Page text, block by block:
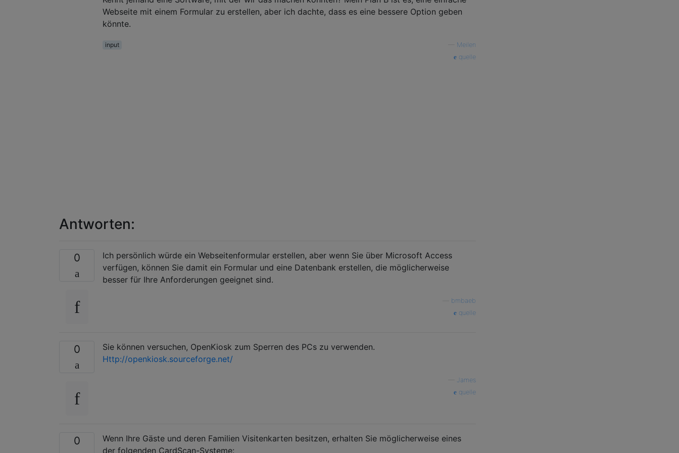
Webseite mit einem Formular zu erstellen, aber ich dachte, dass es eine bessere Option geben
könnte.
input
Meilen
quelle
Antworten:
0
Ich persönlich würde ein Webseitenformular erstellen, aber wenn Sie über Microsoft Access
verfügen, können Sie damit ein Formular und eine Datenbank erstellen, die möglicherweise
besser für Ihre Anforderungen geeignet sind.
bmbaeb
quelle
0
Sie können versuchen, OpenKiosk zum Sperren des PCs zu verwenden.
Http://openkiosk.sourceforge.net/
James
quelle
0
Wenn Ihre Gäste und deren Familien Visitenkarten besitzen, erhalten Sie möglicherweise eines
der folgenden CardScan-Systeme: